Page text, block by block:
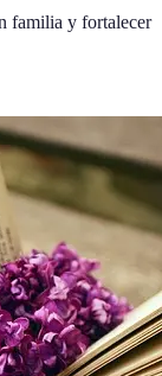
familia y fortalecer